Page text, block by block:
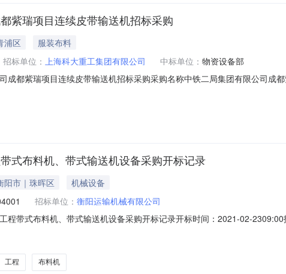
紫瑞项目连续皮带输送机招标采购
浦区
服装布料
招标单位： 上海科大重工集团有限公司 中标单位： 物资设备部
成都紫瑞项目连续皮带输送机招标采购采购名称中铁二局集团有限公司
铁二局设备部采购编号ZTEJCG-202104公告内文中铁二局集团有限公司
式布料机、带式输送机设备采购开标记录
阳市｜珠晖区
机械设备
招标单位： 衡阳运输机械有限公司
程带式布料机、带式输送机设备采购开标记录开标时间：2021-02-
称:上海科大重工集团有限公司;项目负责人:卢宇航;报价:0.00元;工期:日历
工程 布料机